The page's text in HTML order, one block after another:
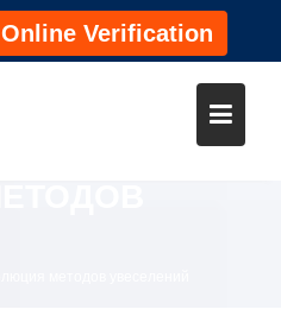
Online Verification